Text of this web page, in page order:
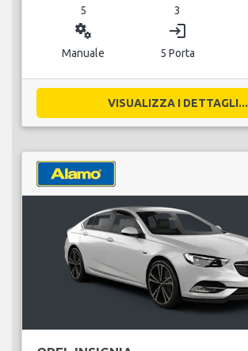
5 3
miscellaneous_services
Manuale
login
5 Porta
VISUALIZZA I DETTAGLI...